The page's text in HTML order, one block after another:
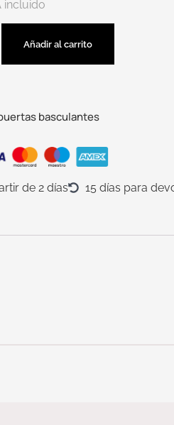
incluido
Añadir al carrito
basculantes
de 2 días 15 días para